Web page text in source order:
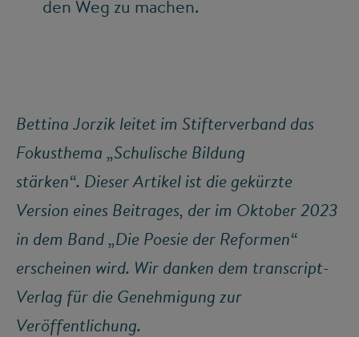
den Weg zu machen.
Bettina Jorzik leitet im Stifterverband das
Fokusthema „Schulische Bildung
stärken“. Dieser Artikel ist die gekürzte
Version eines Beitrages, der im Oktober 2023
in dem Band „Die Poesie der Reformen“
erscheinen wird. Wir danken dem transcript-
Verlag für die Genehmigung zur
Veröffentlichung.